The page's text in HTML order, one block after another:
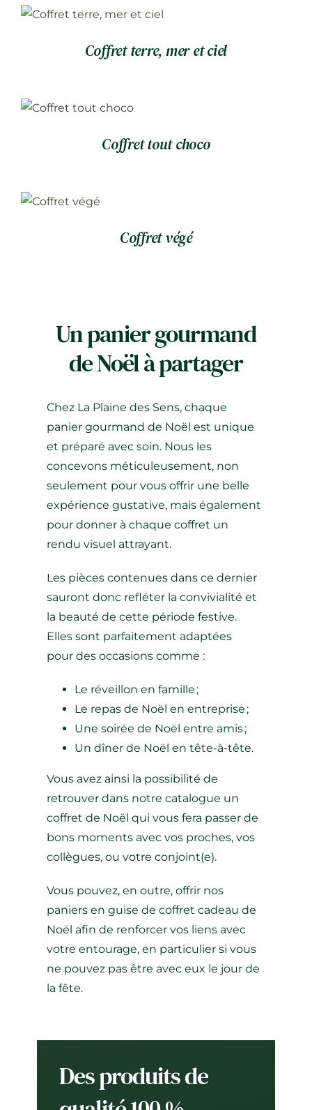
Coffret terre, mer et ciel
Coffret tout choco
Coffret végé
Un panier gourmand
de Noël à partager
Chez La Plaine des Sens, chaque
panier gourmand de Noël est unique
et préparé avec soin. Nous les
concevons méticuleusement, non
seulement pour vous offrir une belle
expérience gustative, mais également
pour donner à chaque coffret un
rendu visuel attrayant.
Les pièces contenues dans ce dernier
sauront donc refléter la convivialité et
la beauté de cette période festive.
Elles sont parfaitement adaptées
pour des occasions comme :
Le réveillon en famille ;
Le repas de Noël en entreprise ;
Une soirée de Noël entre amis ;
Un dîner de Noël en tête-à-tête.
Vous avez ainsi la possibilité de
retrouver dans notre catalogue un
coffret de Noël qui vous fera passer de
bons moments avec vos proches, vos
collègues, ou votre conjoint(e).
Vous pouvez, en outre, offrir nos
paniers en guise de coffret cadeau de
Noël afin de renforcer vos liens avec
votre entourage, en particulier si vous
ne pouvez pas être avec eux le jour de
la fête.
Des produits de